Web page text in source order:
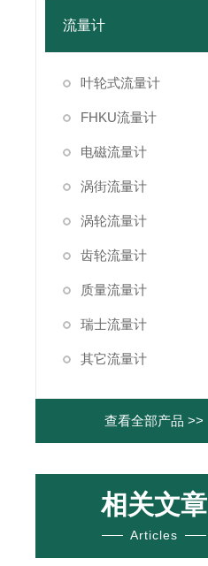
流量计
叶轮式流量计
FHKU流量计
电磁流量计
涡街流量计
涡轮流量计
齿轮流量计
质量流量计
瑞士流量计
其它流量计
查看全部产品 >>
相关文章
Articles